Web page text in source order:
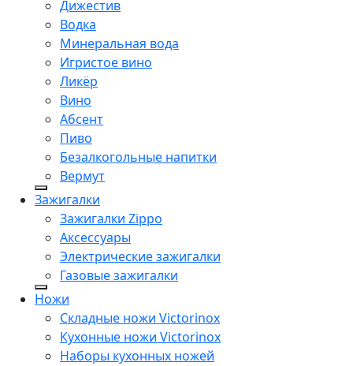
Дижестив
Водка
Минеральная вода
Игристое вино
Ликёр
Вино
Абсент
Пиво
Безалкогольные напитки
Вермут
Зажигалки
Зажигалки Zippo
Аксессуары
Электрические зажигалки
Газовые зажигалки
Ножи
Складные ножи Victorinox
Кухонные ножи Victorinox
Наборы кухонных ножей